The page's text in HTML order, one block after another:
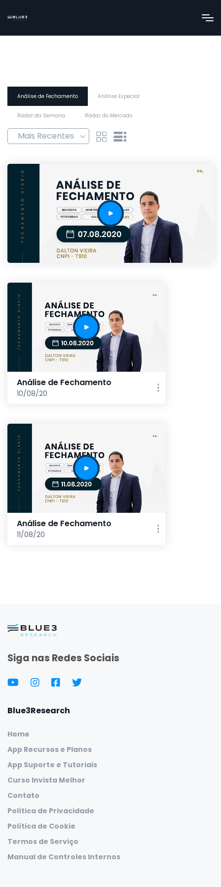
Análise de Fechamento Análise Especial
Radar da Semana Radar do Mercado
Análise de Fechamento
10/08/20
Análise de Fechamento
11/08/20
Siga nas Redes Sociais
Blue3Research
Home
App Recursos e Planos
App Suporte e Tutoriais
Curso Invista Melhor
Contato
Política de Privacidade
Política de Cookie
Termos de Serviço
Manual de Controles Internos